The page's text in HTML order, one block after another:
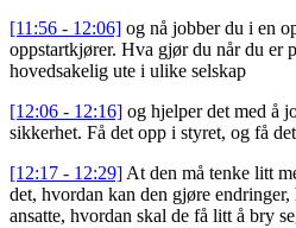
[11:56 - 12:06] og nå jobber du i en
oppstartkjører. Hva gjør du når du er
hovedsakelig ute i ulike selskap
[12:06 - 12:16] og hjelper det med å
sikkerhet. Få det opp i styret, og få
[12:17 - 12:29] At den må tenke litt
det, hvordan kan den gjøre
ansatte, hvordan skal de få litt å bry